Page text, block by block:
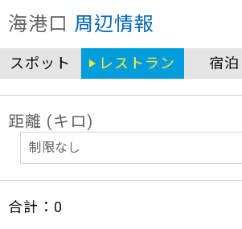
クローズ
圖例說明
景點
飲水
餐飲
無障礙廁所
簡易維修工具
導覽牌
海港口 周辺情報
スポット レストラン 宿泊
距離 (キロ)
合計： 0